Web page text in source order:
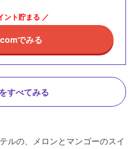
ント貯まる ／
でみる
すべてみる
ルの、メロンとマンゴーのスイ